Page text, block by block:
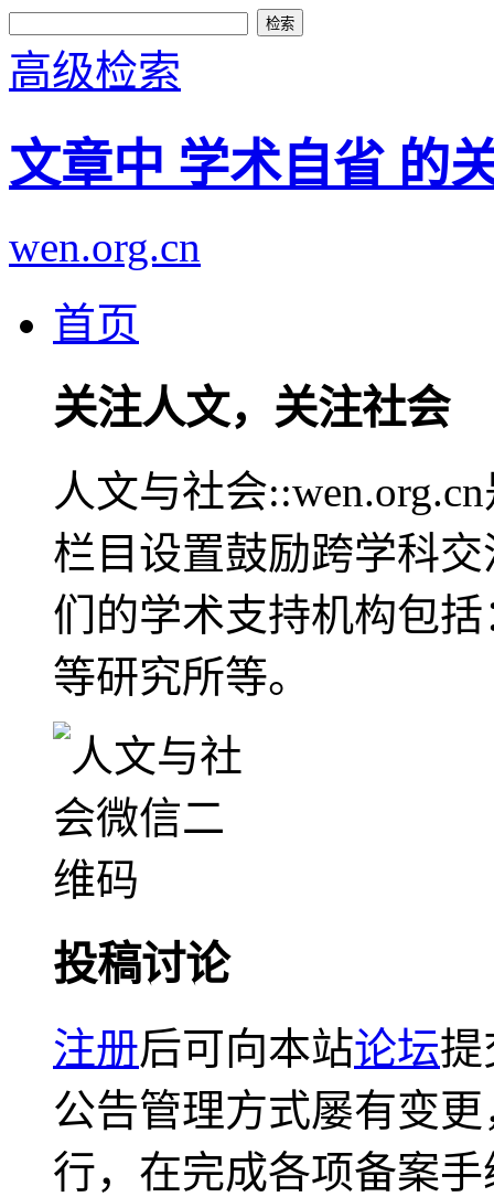
高级检索
文章中 学术自省 的
wen.org.cn
首页
关注人文，关注社会
人文与社会
栏目设置鼓励跨学科
们的学术支持机构包
等研究所等。
投稿讨论
注册后可向本站论坛提
公告管理方式屡有变
行，在完成各项备案